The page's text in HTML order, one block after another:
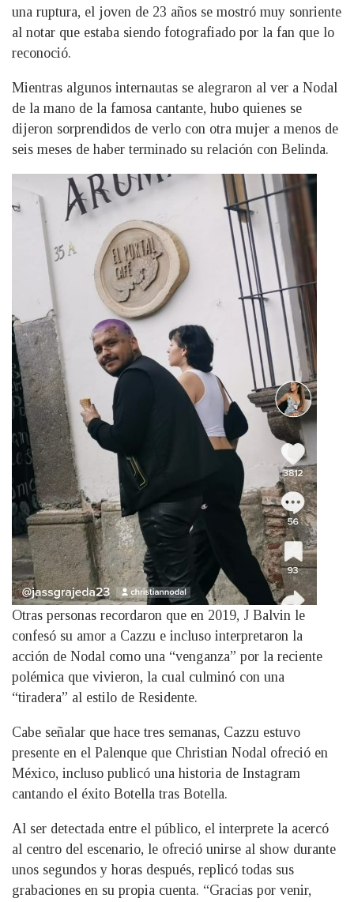
una ruptura, el joven de 23 años se mostró muy sonriente
al notar que estaba siendo fotografiado por la fan que lo
reconoció.
Mientras algunos internautas se alegraron al ver a Nodal
de la mano de la famosa cantante, hubo quienes se
dijeron sorprendidos de verlo con otra mujer a menos de
seis meses de haber terminado su relación con Belinda.
Otras personas recordaron que en 2019, J Balvin le
confesó su amor a Cazzu e incluso interpretaron la
acción de Nodal como una “venganza” por la reciente
polémica que vivieron, la cual culminó con una
“tiradera” al estilo de Residente.
Cabe señalar que hace tres semanas, Cazzu estuvo
presente en el Palenque que Christian Nodal ofreció en
México, incluso publicó una historia de Instagram
cantando el éxito Botella tras Botella.
Al ser detectada entre el público, el interprete la acercó
al centro del escenario, le ofreció unirse al show durante
unos segundos y horas después, replicó todas sus
grabaciones en su propia cuenta. “Gracias por venir,